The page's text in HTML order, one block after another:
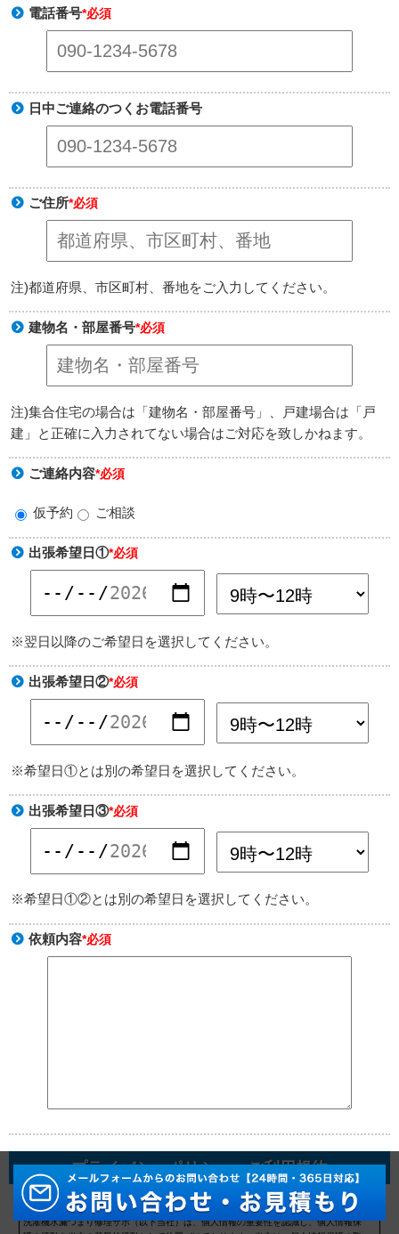
電話番号*必須
日中ご連絡のつくお電話番号
ご住所*必須
注)都道府県、市区町村、番地をご入力してください。
建物名・部屋番号*必須
注)集合住宅の場合は「建物名・部屋番号」、戸建場合は「戸
建」と正確に入力されてない場合はご対応を致しかねます。
ご連絡内容*必須
仮予約 ご相談
出張希望日①*必須
※翌日以降のご希望日を選択してください。
出張希望日②*必須
※希望日①とは別の希望日を選択してください。
出張希望日③*必須
※希望日①②とは別の希望日を選択してください。
依頼内容*必須
プライバシーポリシー・ご利用規約
プライバシーポリシー
洗濯機水漏つまり修理サポ（以下当社）は、個人情報の重要性を認識し、個人情報保